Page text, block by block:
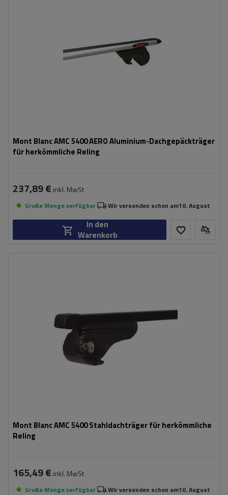
Mont Blanc AMC 5400 AERO Aluminium-Dachgepäckträger
für herkömmliche Reling
237,89 € inkl. MwSt
Große Menge verfügbar Wir versenden schon am10. August
In den
Warenkorb
Mont Blanc AMC 5400 Stahldachträger für herkömmliche
Reling
165,49 € inkl. MwSt
Große Menge verfügbar Wir versenden schon am10. August